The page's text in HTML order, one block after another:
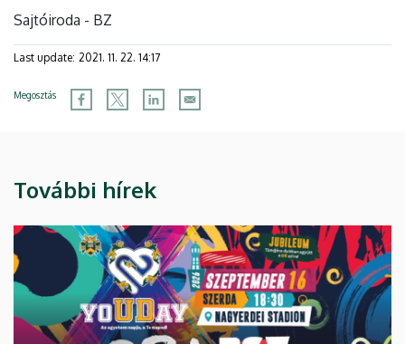
Sajtóiroda - BZ
Last update: 2021. 11. 22. 14:17
Megosztás
További hírek